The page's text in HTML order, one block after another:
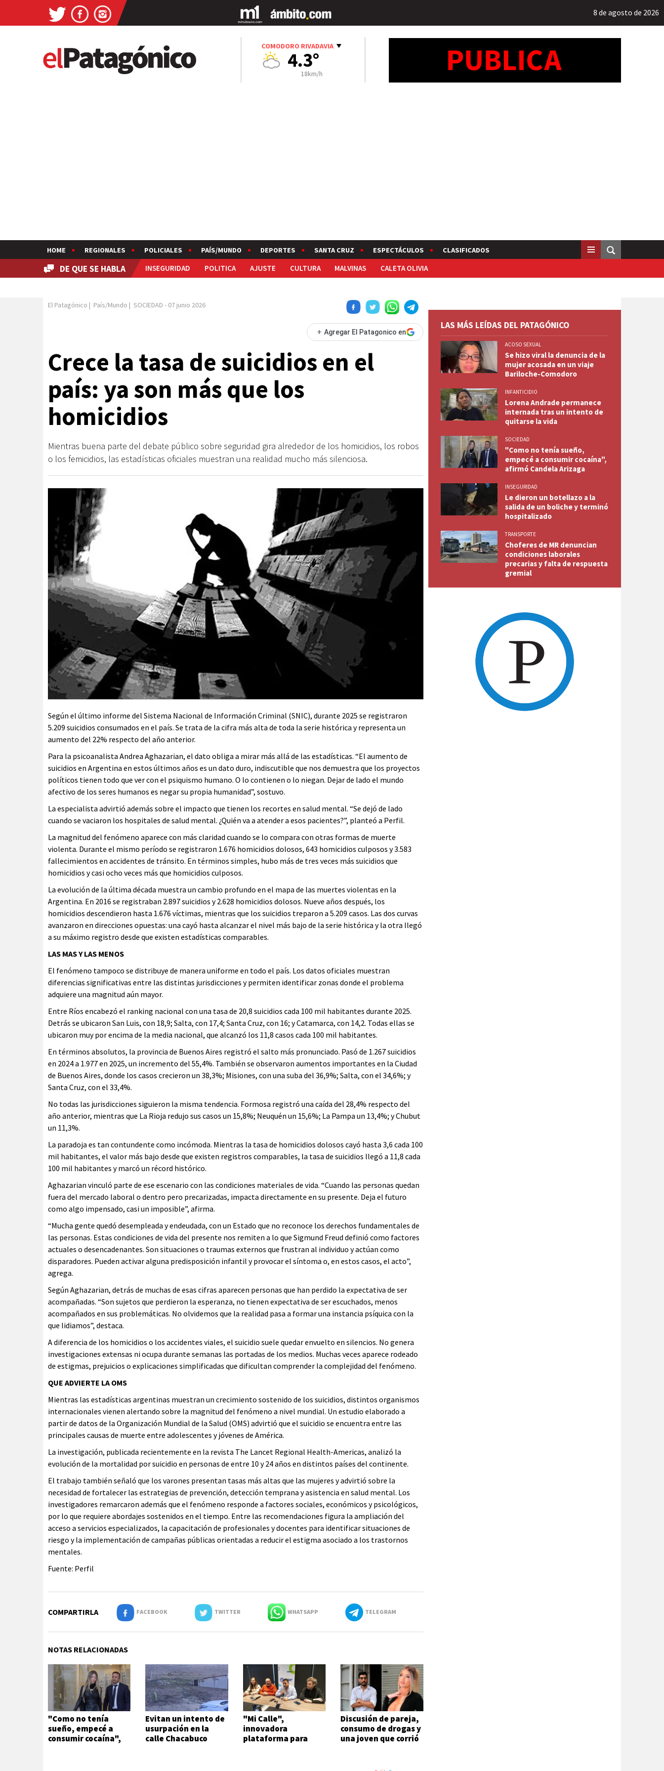
8 de agosto de 2026
COMODORO RIVADAVIA
4.3°
18km/h
HOME REGIONALES POLICIALES PAÍS/MUNDO DEPORTES SANTA CRUZ ESPECTÁCULOS CLASIFICADOS
DE QUE SE HABLA INSEGURIDAD POLITICA AJUSTE CULTURA MALVINAS CALETA OLIVIA
El Patagónico | País/Mundo | SOCIEDAD - 07 junio 2026
+ Agregar El Patagonico en
Crece la tasa de suicidios en el
país: ya son más que los
homicidios
Mientras buena parte del debate público sobre seguridad gira alrededor de los homicidios, los robos
o los femicidios, las estadísticas oficiales muestran una realidad mucho más silenciosa.
Según el último informe del Sistema Nacional de Información Criminal (SNIC), durante 2025 se registraron
5.209 suicidios consumados en el país. Se trata de la cifra más alta de toda la serie histórica y representa un
aumento del 22% respecto del año anterior.
Para la psicoanalista Andrea Aghazarian, el dato obliga a mirar más allá de las estadísticas. “El aumento de
suicidios en Argentina en estos últimos años es un dato duro, indiscutible que nos demuestra que los proyectos
políticos tienen todo que ver con el psiquismo humano. O lo contienen o lo niegan. Dejar de lado el mundo
afectivo de los seres humanos es negar su propia humanidad”, sostuvo.
La especialista advirtió además sobre el impacto que tienen los recortes en salud mental. “Se dejó de lado
cuando se vaciaron los hospitales de salud mental. ¿Quién va a atender a esos pacientes?”, planteó a Perfil.
La magnitud del fenómeno aparece con más claridad cuando se lo compara con otras formas de muerte
violenta. Durante el mismo período se registraron 1.676 homicidios dolosos, 643 homicidios culposos y 3.583
fallecimientos en accidentes de tránsito. En términos simples, hubo más de tres veces más suicidios que
homicidios y casi ocho veces más que homicidios culposos.
La evolución de la última década muestra un cambio profundo en el mapa de las muertes violentas en la
Argentina. En 2016 se registraban 2.897 suicidios y 2.628 homicidios dolosos. Nueve años después, los
homicidios descendieron hasta 1.676 víctimas, mientras que los suicidios treparon a 5.209 casos. Las dos curvas
avanzaron en direcciones opuestas: una cayó hasta alcanzar el nivel más bajo de la serie histórica y la otra llegó
a su máximo registro desde que existen estadísticas comparables.
LAS MAS Y LAS MENOS
El fenómeno tampoco se distribuye de manera uniforme en todo el país. Los datos oficiales muestran
diferencias significativas entre las distintas jurisdicciones y permiten identificar zonas donde el problema
adquiere una magnitud aún mayor.
Entre Ríos encabezó el ranking nacional con una tasa de 20,8 suicidios cada 100 mil habitantes durante 2025.
Detrás se ubicaron San Luis, con 18,9; Salta, con 17,4; Santa Cruz, con 16; y Catamarca, con 14,2. Todas ellas se
ubicaron muy por encima de la media nacional, que alcanzó los 11,8 casos cada 100 mil habitantes.
En términos absolutos, la provincia de Buenos Aires registró el salto más pronunciado. Pasó de 1.267 suicidios
en 2024 a 1.977 en 2025, un incremento del 55,4%. También se observaron aumentos importantes en la Ciudad
de Buenos Aires, donde los casos crecieron un 38,3%; Misiones, con una suba del 36,9%; Salta, con el 34,6%; y
Santa Cruz, con el 33,4%.
No todas las jurisdicciones siguieron la misma tendencia. Formosa registró una caída del 28,4% respecto del
año anterior, mientras que La Rioja redujo sus casos un 15,8%; Neuquén un 15,6%; La Pampa un 13,4%; y Chubut
un 11,3%.
La paradoja es tan contundente como incómoda. Mientras la tasa de homicidios dolosos cayó hasta 3,6 cada 100
mil habitantes, el valor más bajo desde que existen registros comparables, la tasa de suicidios llegó a 11,8 cada
100 mil habitantes y marcó un récord histórico.
Aghazarian vinculó parte de ese escenario con las condiciones materiales de vida. “Cuando las personas quedan
fuera del mercado laboral o dentro pero precarizadas, impacta directamente en su presente. Deja el futuro
como algo impensado, casi un imposible”, afirma.
“Mucha gente quedó desempleada y endeudada, con un Estado que no reconoce los derechos fundamentales de
las personas. Estas condiciones de vida del presente nos remiten a lo que Sigmund Freud definió como factores
actuales o desencadenantes. Son situaciones o traumas externos que frustran al individuo y actúan como
disparadores. Pueden activar alguna predisposición infantil y provocar el síntoma o, en estos casos, el acto”,
agrega.
Según Aghazarian, detrás de muchas de esas cifras aparecen personas que han perdido la expectativa de ser
acompañadas. “Son sujetos que perdieron la esperanza, no tienen expectativa de ser escuchados, menos
acompañados en sus problemáticas. No olvidemos que la realidad pasa a formar una instancia psíquica con la
que lidiamos”, destaca.
A diferencia de los homicidios o los accidentes viales, el suicidio suele quedar envuelto en silencios. No genera
investigaciones extensas ni ocupa durante semanas las portadas de los medios. Muchas veces aparece rodeado
de estigmas, prejuicios o explicaciones simplificadas que dificultan comprender la complejidad del fenómeno.
QUE ADVIERTE LA OMS
Mientras las estadísticas argentinas muestran un crecimiento sostenido de los suicidios, distintos organismos
internacionales vienen alertando sobre la magnitud del fenómeno a nivel mundial. Un estudio elaborado a
partir de datos de la Organización Mundial de la Salud (OMS) advirtió que el suicidio se encuentra entre las
principales causas de muerte entre adolescentes y jóvenes de América.
La investigación, publicada recientemente en la revista The Lancet Regional Health-Americas, analizó la
evolución de la mortalidad por suicidio en personas de entre 10 y 24 años en distintos países del continente.
El trabajo también señaló que los varones presentan tasas más altas que las mujeres y advirtió sobre la
necesidad de fortalecer las estrategias de prevención, detección temprana y asistencia en salud mental. Los
investigadores remarcaron además que el fenómeno responde a factores sociales, económicos y psicológicos,
por lo que requiere abordajes sostenidos en el tiempo. Entre las recomendaciones figura la ampliación del
acceso a servicios especializados, la capacitación de profesionales y docentes para identificar situaciones de
riesgo y la implementación de campañas públicas orientadas a reducir el estigma asociado a los trastornos
mentales.
Fuente: Perfil
COMPARTIRLA FACEBOOK TWITTER WHATSAPP TELEGRAM
NOTAS RELACIONADAS
"Como no tenía
sueño, empecé a
consumir cocaína",
Evitan un intento de
usurpación en la
calle Chacabuco
"Mi Calle",
innovadora
plataforma para
Discusión de pareja,
consumo de drogas y
una joven que corrió
LAS MÁS LEÍDAS DEL PATAGÓNICO
ACOSO SEXUAL
Se hizo viral la denuncia de la
mujer acosada en un viaje
Bariloche-Comodoro
INFANTICIDIO
Lorena Andrade permanece
internada tras un intento de
quitarse la vida
SOCIEDAD
"Como no tenía sueño,
empecé a consumir cocaína",
afirmó Candela Arizaga
INSEGURIDAD
Le dieron un botellazo a la
salida de un boliche y terminó
hospitalizado
TRANSPORTE
Choferes de MR denuncian
condiciones laborales
precarias y falta de respuesta
gremial